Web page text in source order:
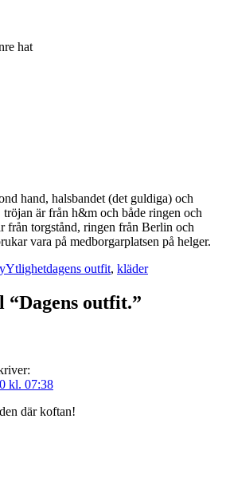
hat
hand, halsbandet (det guldiga) och
är från h&m och både ringen och
från torgstånd, ringen från Berlin och
vara på medborgarplatsen på helger.
Kategorier
YtlighetTaggar
dagens outfit, kläder
outfit.”
kl. 07:38
där koftan!